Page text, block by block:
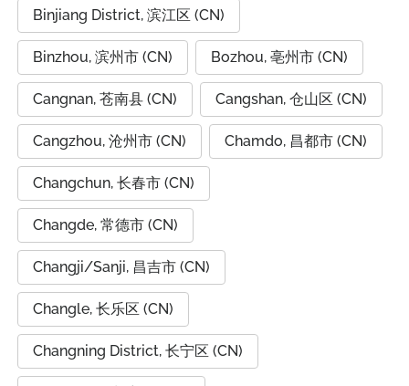
Binjiang District, 滨江区 (CN)
Binzhou, 滨州市 (CN) Bozhou, 亳州市 (CN)
Cangnan, 苍南县 (CN) Cangshan, 仓山区 (CN)
Cangzhou, 沧州市 (CN) Chamdo, 昌都市 (CN)
Changchun, 长春市 (CN)
Changde, 常德市 (CN)
Changji/Sanji, 昌吉市 (CN)
Changle, 长乐区 (CN)
Changning District, 长宁区 (CN)